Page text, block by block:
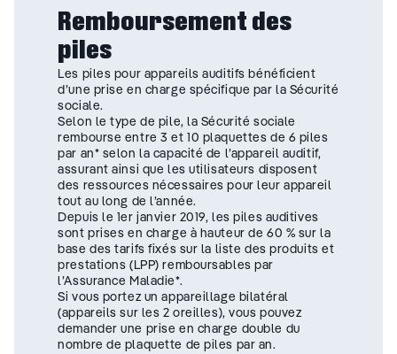
Remboursement des
piles
Les piles pour appareils auditifs bénéficient
d’une prise en charge spécifique par la Sécurité
sociale.
Selon le type de pile, la Sécurité sociale
rembourse entre 3 et 10 plaquettes de 6 piles
par an* selon la capacité de l’appareil auditif,
assurant ainsi que les utilisateurs disposent
des ressources nécessaires pour leur appareil
tout au long de l’année.
Depuis le 1er janvier 2019, les piles auditives
sont prises en charge à hauteur de 60 % sur la
base des tarifs fixés sur la liste des produits et
prestations (LPP) remboursables par
l’Assurance Maladie*.
Si vous portez un appareillage bilatéral
(appareils sur les 2 oreilles), vous pouvez
demander une prise en charge double du
nombre de plaquette de piles par an.